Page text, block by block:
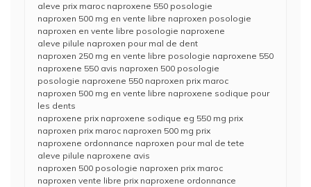
aleve prix maroc naproxene 550 posologie
naproxen 500 mg en vente libre naproxen posologie
naproxen en vente libre posologie naproxene
aleve pilule naproxen pour mal de dent
naproxen 250 mg en vente libre posologie naproxene 550
naproxene 550 avis naproxen 500 posologie
posologie naproxene 550 naproxen prix maroc
naproxen 500 mg en vente libre naproxene sodique pour
les dents
naproxene prix naproxene sodique eg 550 mg prix
naproxen prix maroc naproxen 500 mg prix
naproxene ordonnance naproxen pour mal de tete
aleve pilule naproxene avis
naproxen 500 posologie naproxen prix maroc
naproxen vente libre prix naproxene ordonnance